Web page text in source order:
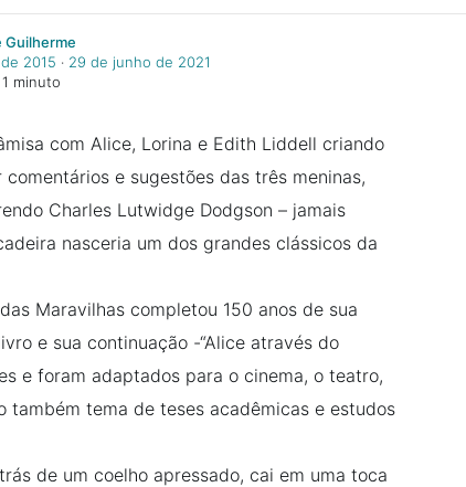
Guilherme
2015 ‧ 29 de junho de 2021
minuto
com Alice, Lorina e Edith Liddell criando
e sugestões das três meninas,
Charles Lutwidge Dodgson – jamais
nasceria um dos grandes clássicos da
Maravilhas completou 150 anos de sua
e sua continuação -“Alice através do
e foram adaptados para o cinema, o teatro,
também tema de teses acadêmicas e estudos
de um coelho apressado, cai em uma toca